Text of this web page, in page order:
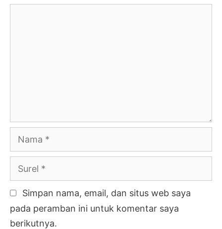
Nama
Surel
Simpan nama, email, dan situs web saya
pada peramban ini untuk komentar saya
berikutnya.